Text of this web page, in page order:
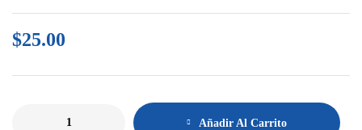
$25.00
Añadir Al Carrito